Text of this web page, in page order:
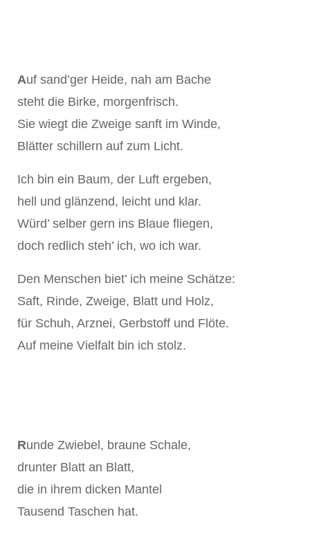
Auf sand’ger Heide, nah am Bache
steht die Birke, morgenfrisch.
Sie wiegt die Zweige sanft im Winde,
Blätter schillern auf zum Licht.
Ich bin ein Baum, der Luft ergeben,
hell und glänzend, leicht und klar.
Würd’ selber gern ins Blaue fliegen,
doch redlich steh’ ich, wo ich war.
Den Menschen biet’ ich meine Schätze:
Saft, Rinde, Zweige, Blatt und Holz,
für Schuh, Arznei, Gerbstoff und Flöte.
Auf meine Vielfalt bin ich stolz.
Runde Zwiebel, braune Schale,
drunter Blatt an Blatt,
die in ihrem dicken Mantel
Tausend Taschen hat.